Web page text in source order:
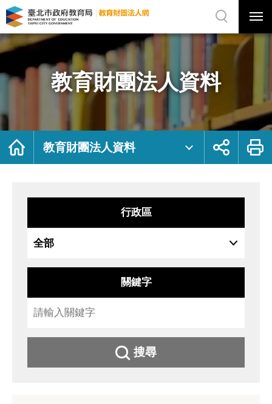
教
育
團
資
料
府
局
法
網
站
選
選
單
關
網
站
尋
教育財團法人資料
首
教育財團法人資料
展
鈕
列
行政區
關鍵字
搜尋